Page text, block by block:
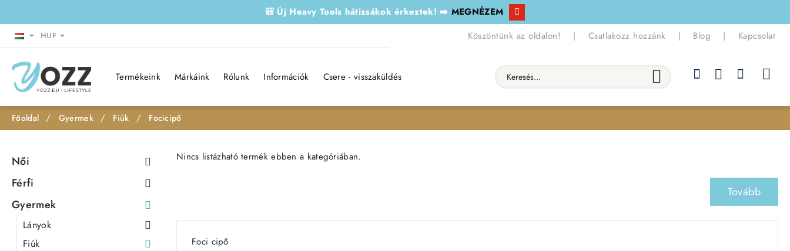
🎒 Új Heavy Tools hátizsákok érkeztek! ➡️ MEGNÉZEM
HUF Köszöntünk az oldalon! | Csatlakozz hozzánk | Blog | Kapcsolat
Termékeink Márkáink Rólunk Információk Csere - visszaküldés Keresés...
h
m
e
Gyermek Fiúk Focicipő
Női
Férfi
Gyermek
Lányok
Fiúk
Foci cipő
Nincs listázható termék ebben a kategóriában.
Tovább